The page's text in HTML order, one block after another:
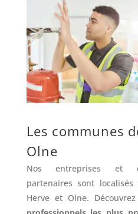
Les communes
Olne
Nos entreprises et
partenaires sont
Herve et Olne.